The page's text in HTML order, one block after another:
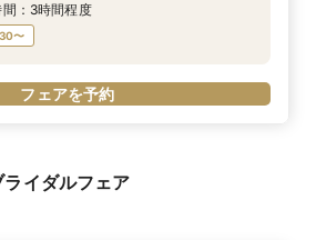
間：3時間程度
〜
フェアを予約
イダルフェア